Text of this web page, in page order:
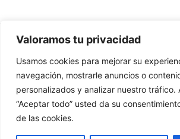
Valoramos tu privacidad
Usamos cookies para mejorar su
navegación, mostrarle anuncios o
personalizados y analizar nuestro tráfico.
“Aceptar todo” usted da su
de las cookies.
Redes Cristianas
Una mirada alternativa sobre la Iglesia católica y
- Colectivos de Redes Cristianas